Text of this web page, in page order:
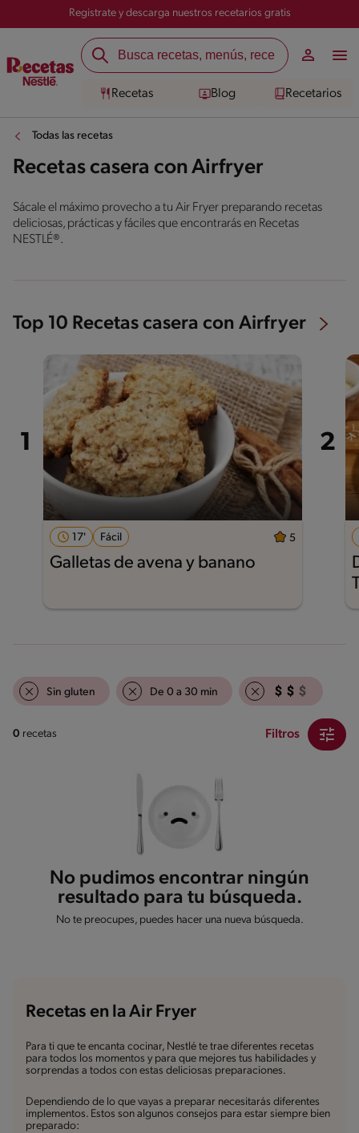
Registrate y descarga nuestros recetarios gratis
Recetas Blog Recetarios
Todas las recetas
Recetas casera con Airfryer
Sácale el máximo provecho a tu Air Fryer preparando recetas
deliciosas, prácticas y fáciles que encontrarás en Recetas
NESTLÉ®.
Top 10 Recetas casera con Airfryer
17' Fácil 5
Galletas de avena y banano
Sin gluten De 0 a 30 min
0 recetas Filtros
No pudimos encontrar ningún
resultado para tu búsqueda.
No te preocupes, puedes hacer una nueva búsqueda.
Recetas en la Air Fryer
Para ti que te encanta cocinar, Nestlé te trae diferentes recetas
para todos los momentos y para que mejores tus habilidades y
sorprendas a todos con estas deliciosas preparaciones.
Dependiendo de lo que vayas a preparar necesitarás diferentes
implementos. Estos son algunos consejos para estar siempre bien
preparado: